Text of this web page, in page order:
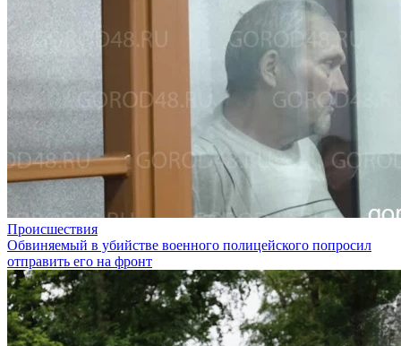
Происшествия
Обвиняемый в убийстве военного полицейского попросил
отправить его на фронт